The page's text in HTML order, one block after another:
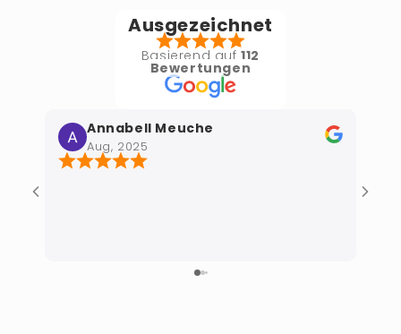
Ausgezeichnet
Basierend auf 112
Bewertungen
Annabell Meuche
Aug, 2025